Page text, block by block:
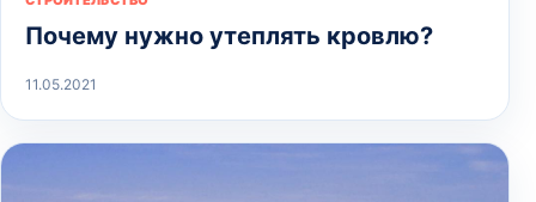
Почему нужно утеплять кровлю?
11.05.2021